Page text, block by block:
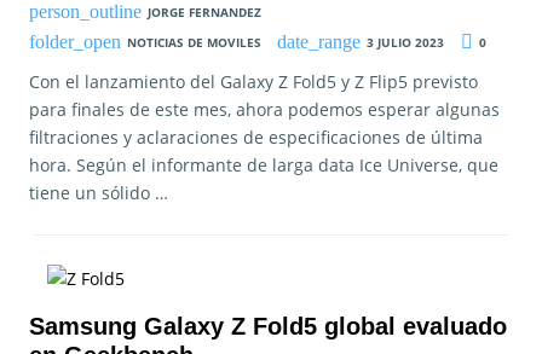
JORGE FERNANDEZ
NOTICIAS DE MOVILES
3 JULIO 2023 0
Con el lanzamiento del Galaxy Z Fold5 y Z Flip5 previsto
para finales de este mes, ahora podemos esperar algunas
filtraciones y aclaraciones de especificaciones de última
hora. Según el informante de larga data Ice Universe, que
tiene un sólido …
Samsung Galaxy Z Fold5 global evaluado